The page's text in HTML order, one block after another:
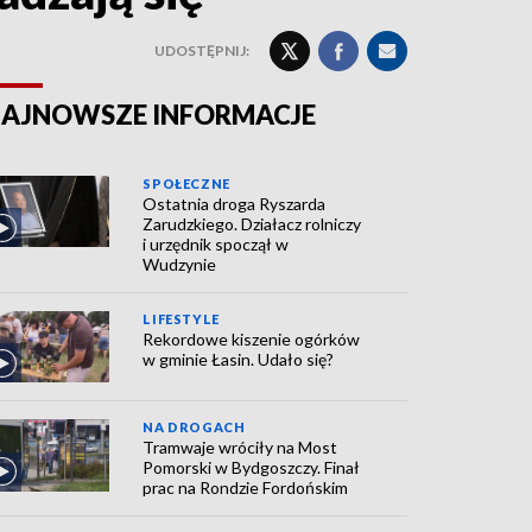
UDOSTĘPNIJ:
INFORMACJE
SPOŁECZNE
Ostatnia droga Ryszarda
Zarudzkiego. Działacz rolniczy
i urzędnik spoczął w
Wudzynie
LIFESTYLE
Rekordowe kiszenie ogórków
w gminie Łasin. Udało się?
NA DROGACH
Tramwaje wróciły na Most
Pomorski w Bydgoszczy. Finał
prac na Rondzie Fordońskim